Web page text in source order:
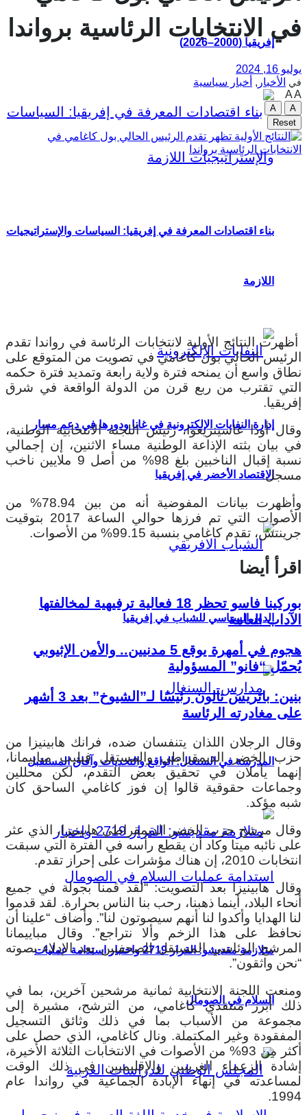
إفريقيا (2000–2026)
بناء اقتصادات المعرفة في إفريقيا: السياسات والإستراتيجيات
اللازمة
إدارة النفايات الإلكترونية في غانا ودورها في دعم مسار
الاقتصاد الأخضر في إفريقيا
الدور السياسي للشباب في إفريقيا
المدرسة في السنغال: الواقع والتحديات وآفاق المستقبل
متلازمة مقديشو: القرار 2719 واختبار استدامة عمليات
السلام في الصومال
في الانتخابات الرئاسية برواندا
يوليو 16, 2024
في الأخبار , أخبار سياسية
AA
A
A
Reset
أظهرت النتائج الأولية لانتخابات الرئاسة في رواندا تقدم
الرئيس الحالي بول كاغامي في تصويت من المتوقع على
نطاق واسع أن يمنحه فترة ولاية رابعة وتمديد فترة حكمه
التي تقترب من ربع قرن من الدولة الواقعة في شرق
إفريقيا.
وقال أودا غاسينزيغوا، رئيس اللجنة الانتخابية الوطنية،
في بيان بثته الإذاعة الوطنية مساء الاثنين، إن إجمالي
نسبة إقبال الناخبين بلغ 98% من أصل 9 ملايين ناخب
مسجل.
وأظهرت بيانات المفوضية أنه من بين 78.94% من
الأصوات التي تم فرزها حوالي الساعة 2017 بتوقيت
جرينتش، تقدم كاغامي بنسبة 99.15% من الأصوات.
اقرأ أيضا
بوركينا فاسو تحظر 18 فعالية ترفيهية لمخالفتها
الآداب العامة
هجوم في أمهرة يوقع 5 مدنيين.. والأمن الإثيوبي
يُحمّل “فانو” المسؤولية
بنين: باتريس تالون رئيسًا لـ”الشيوخ” بعد 3 أشهر
على مغادرته الرئاسة
وقال الرجلان اللذان يتنفسان ضده، فرانك هابينيزا من
حزب الخضر الديمقراطي والمستقل فيليب مباييمانا،
إنهما يأملان في تحقيق بعض التقدم، لكن محللين
وجماعات حقوقية قالوا إن فوز كاغامي الساحق كان
شبه مؤكد.
وقال مرشح حزب الخضر الديمقراطي هابينيزا، الذي عثر
على نائبه ميتا وكاد أن يقطع رأسه في الفترة التي سبقت
انتخابات 2010، إن هناك مؤشرات على إحراز تقدم.
وقال هابينيزا بعد التصويت: “لقد قمنا بجولة في جميع
أنحاء البلاد، أينما ذهبنا، رحب بنا الناس بحرارة. لقد قدموا
لنا الهدايا وأكدوا لنا أنهم سيصوتون لنا”. وأضاف “علينا أن
نحافظ على هذا الزخم وألا نتراجع”. وقال مباييمانا
المرشح الرئاسي المستقل للصحفيين بعد الإدلاء بصوته
“نحن واثقون”.
ومنعت اللجنة الانتخابية ثمانية مرشحين آخرين، بما في
ذلك أبرز منتقدي كاغامي، من الترشح، مشيرة إلى
مجموعة من الأسباب بما في ذلك وثائق التسجيل
المفقودة وغير المكتملة. ونال كاغامي، الذي حصل على
أكثر من 93% من الأصوات في الانتخابات الثلاثة الأخيرة،
إشادة الزعماء الغربيين والإقليميين في ذلك الوقت
لمساعدته في إنهاء الإبادة الجماعية في رواندا عام
1994.